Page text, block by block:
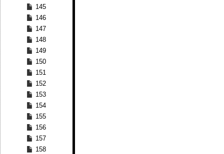
145
146
147
148
149
150
151
152
153
154
155
156
157
158